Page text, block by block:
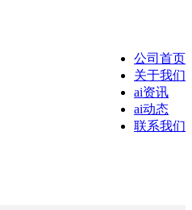
公司首页
关于我们
ai资讯
ai动态
联系我们